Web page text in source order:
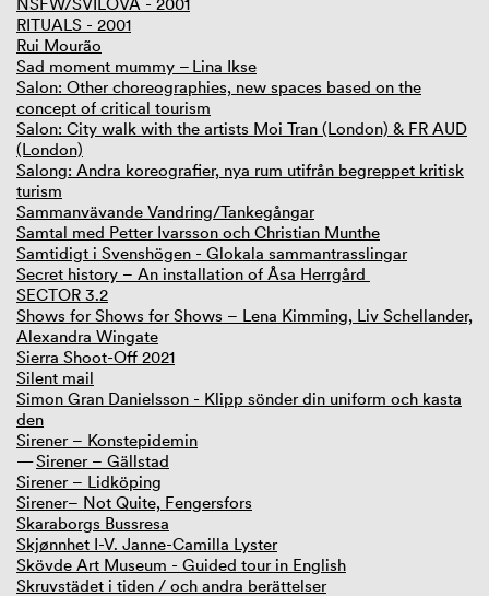
RITUALS - 2001
Rui Mourão
Sad moment mummy – Lina Ikse
Salon: Other choreographies, new spaces based on the
concept of critical tourism
Salon: City walk with the artists Moi Tran (London) & FR AUD
(London)
Salong: Andra koreografier, nya rum utifrån begreppet kritisk
turism
Sammanvävande Vandring/Tankegångar
Samtal med Petter Ivarsson och Christian Munthe
Samtidigt i Svenshögen - Glokala sammantrasslingar
Secret history – An installation of Åsa Herrgård
SECTOR 3.2
Shows for Shows for Shows – Lena Kimming, Liv Schellander,
Alexandra Wingate
Sierra Shoot-Off 2021
Silent mail
Simon Gran Danielsson - Klipp sönder din uniform och kasta
den
Sirener – Konstepidemin
Sirener – Gällstad
Sirener – Lidköping
Sirener– Not Quite, Fengersfors
Skaraborgs Bussresa
Skjønnhet I-V. Janne-Camilla Lyster
Skövde Art Museum - Guided tour in English
Skruvstädet i tiden / och andra berättelser